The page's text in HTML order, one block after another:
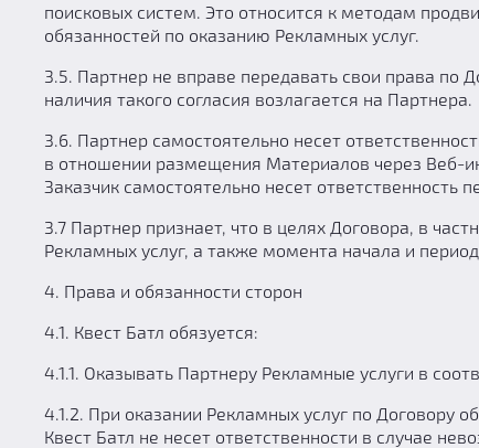
поисковых систем. Это относится к методам
обязанностей по оказанию Рекламных услуг.
3.5. Партнер не вправе передавать свои права по
наличия такого согласия возлагается на Партнера.
3.6. Партнер самостоятельно несет
в отношении размещения Материалов через Веб-
Заказчик самостоятельно несет
3.7 Партнер признает, что в целях Договора, в
Рекламных услуг, а также момента начала и
4. Права и обязанности сторон
4.1. Квест Батл обязуется:
4.1.1. Оказывать Партнеру Рекламные услуги в
4.1.2. При оказании Рекламных услуг по Договору
Квест Батл не несет ответственности в случае